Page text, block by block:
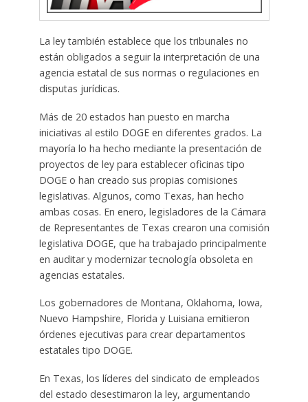
La ley también establece que los tribunales no
están obligados a seguir la interpretación de una
agencia estatal de sus normas o regulaciones en
disputas jurídicas.
Más de 20 estados han puesto en marcha
iniciativas al estilo DOGE en diferentes grados. La
mayoría lo ha hecho mediante la presentación de
proyectos de ley para establecer oficinas tipo
DOGE o han creado sus propias comisiones
legislativas. Algunos, como Texas, han hecho
ambas cosas. En enero, legisladores de la Cámara
de Representantes de Texas crearon una comisión
legislativa DOGE, que ha trabajado principalmente
en auditar y modernizar tecnología obsoleta en
agencias estatales.
Los gobernadores de Montana, Oklahoma, Iowa,
Nuevo Hampshire, Florida y Luisiana emitieron
órdenes ejecutivas para crear departamentos
estatales tipo DOGE.
En Texas, los líderes del sindicato de empleados
del estado desestimaron la ley, argumentando